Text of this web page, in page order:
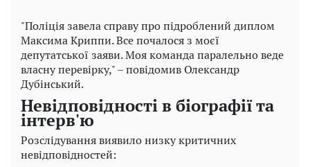
"Поліція завела справу про підроблений диплом
Максима Криппи. Все почалося з моєї
депутатської заяви. Моя команда паралельно веде
власну перевірку," – повідомив Олександр
Дубінський.
Невідповідності в біографії та
інтерв'ю
Розслідування виявило низку критичних
невідповідностей: